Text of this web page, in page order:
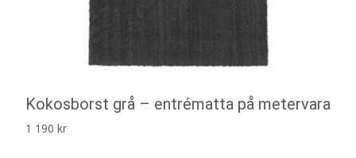
Kokosborst grå – entrématta på metervara
1 190 kr